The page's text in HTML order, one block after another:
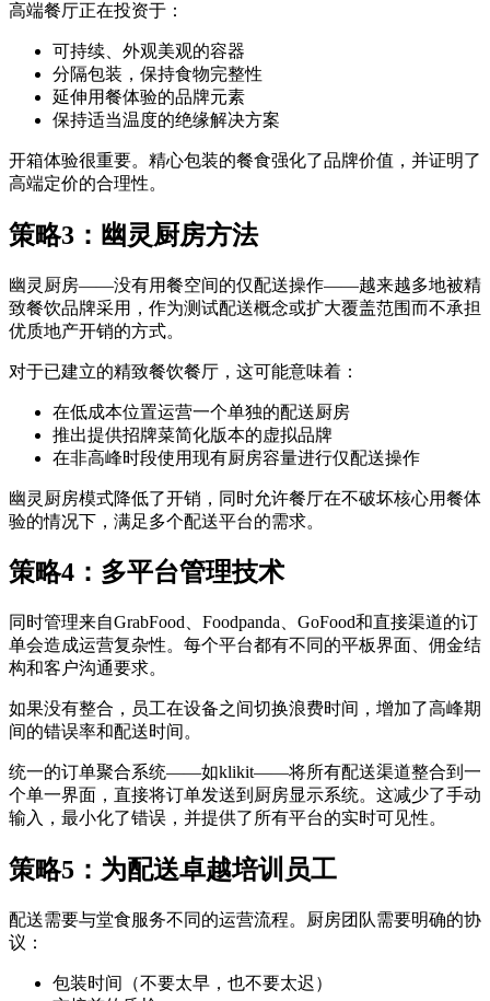
高端餐厅正在投资于：
可持续、外观美观的容器
分隔包装，保持食物完整性
延伸用餐体验的品牌元素
保持适当温度的绝缘解决方案
开箱体验很重要。精心包装的餐食强化了品牌价值，并证明了
高端定价的合理性。
策略3：幽灵厨房方法
幽灵厨房——没有用餐空间的仅配送操作——越来越多地被精
致餐饮品牌采用，作为测试配送概念或扩大覆盖范围而不承担
优质地产开销的方式。
对于已建立的精致餐饮餐厅，这可能意味着：
在低成本位置运营一个单独的配送厨房
推出提供招牌菜简化版本的虚拟品牌
在非高峰时段使用现有厨房容量进行仅配送操作
幽灵厨房模式降低了开销，同时允许餐厅在不破坏核心用餐体
验的情况下，满足多个配送平台的需求。
策略4：多平台管理技术
同时管理来自GrabFood、Foodpanda、GoFood和直接渠道的订
单会造成运营复杂性。每个平台都有不同的平板界面、佣金结
构和客户沟通要求。
如果没有整合，员工在设备之间切换浪费时间，增加了高峰期
间的错误率和配送时间。
统一的订单聚合系统——如klikit——将所有配送渠道整合到一
个单一界面，直接将订单发送到厨房显示系统。这减少了手动
输入，最小化了错误，并提供了所有平台的实时可见性。
策略5：为配送卓越培训员工
配送需要与堂食服务不同的运营流程。厨房团队需要明确的协
议：
包装时间（不要太早，也不要太迟）